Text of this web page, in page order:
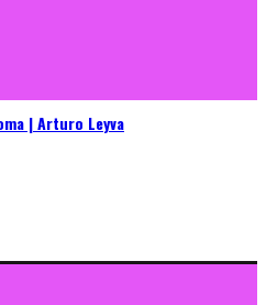
| Arturo Leyva